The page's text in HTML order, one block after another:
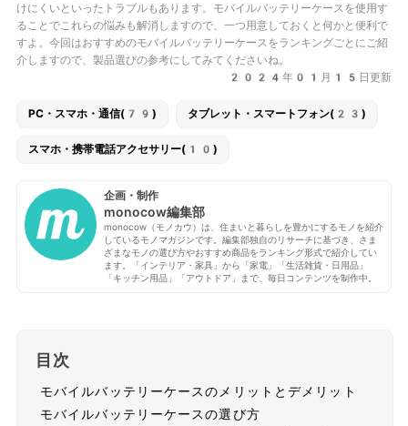
けにくいといったトラブルもあります。モバイルバッテリーケースを使用す
ることでこれらの悩みも解消しますので、一つ用意しておくと何かと便利で
すよ。今回はおすすめのモバイルバッテリーケースをランキングごとにご紹
介しますので、製品選びの参考にしてみてくださいね。
2024年01月15日更新
PC・スマホ・通信(79) タブレット・スマートフォン(23)
スマホ・携帯電話アクセサリー(10)
企画・制作
monocow編集部
monocow（モノカウ）は、住まいと暮らしを豊かにするモノを紹介
しているモノマガジンです。編集部独自のリサーチに基づき、さま
ざまなモノの選び方やおすすめ商品をランキング形式で紹介してい
ます。「インテリア・家具」から「家電」「生活雑貨・日用品」
「キッチン用品」「アウトドア」まで、毎日コンテンツを制作中。
目次
モバイルバッテリーケースのメリットとデメリット
モバイルバッテリーケースの選び方